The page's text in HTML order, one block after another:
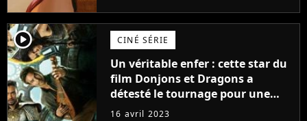
player2 CINÉ SÉRIE
Un véritable enfer : cette star du
film Donjons et Dragons a
détesté le tournage pour une
raison très spéciale
16 avril 2023